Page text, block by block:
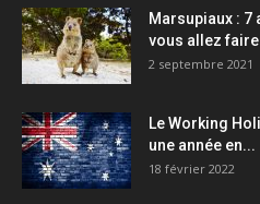
Marsupiaux :
vous allez
2 septembre 2021
Le Working
une année en...
18 février 2022